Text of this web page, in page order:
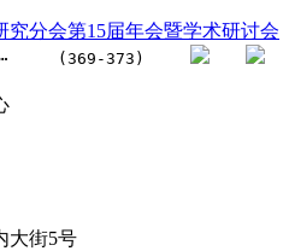
分会第15届年会暨学术研讨会
[1];夏开伟[1] (369-373)
大街5号